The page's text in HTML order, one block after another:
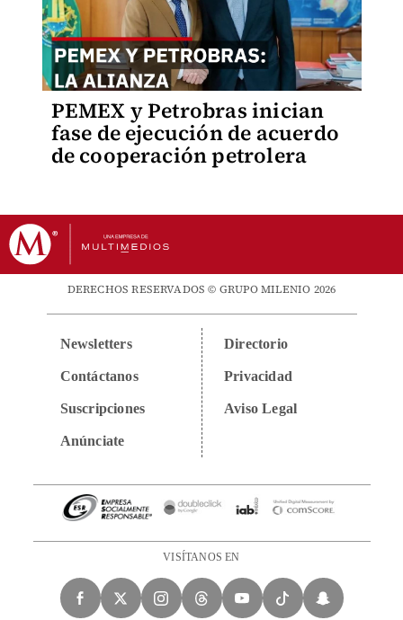
PEMEX y Petrobras inician
fase de ejecución de acuerdo
de cooperación petrolera
DERECHOS RESERVADOS © GRUPO MILENIO 2026
Newsletters
Contáctanos
Suscripciones
Anúnciate
Directorio
Privacidad
Aviso Legal
VISÍTANOS EN